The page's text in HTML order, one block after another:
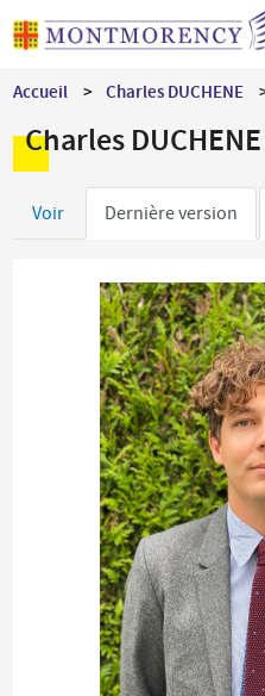
Accueil Charles DUCHENE
Charles DUCHENE
Onglets
Voir Dernière version